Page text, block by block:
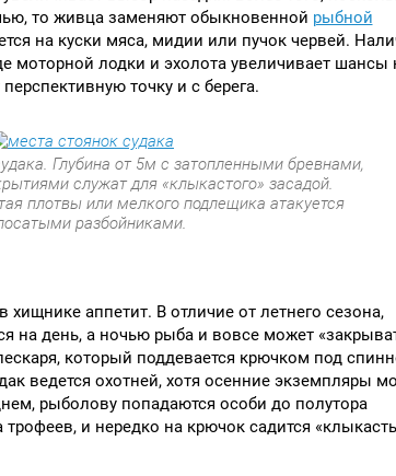
то живца заменяют обыкновенной рыбной
на куски мяса, мидии или пучок червей.
моторной лодки и эхолота увеличивает шансы
точку и с берега.
Глубина от 5м с затопленными бревнами,
служат для «клыкастого» засадой.
плотвы или мелкого подлещика атакуется
разбойниками.
хищнике аппетит. В отличие от летнего сезона,
на день, а ночью рыба и вовсе может
который поддевается крючком под
ведется охотней, хотя осенние экземпляры
рыболову попадаются особи до полутора
и нередко на крючок садится